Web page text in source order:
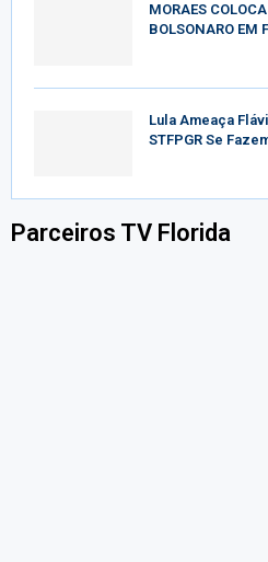
MORAES
BOLSONARO EM
Lula Ameaça
STFPGR Se
Parceiros TV Florida